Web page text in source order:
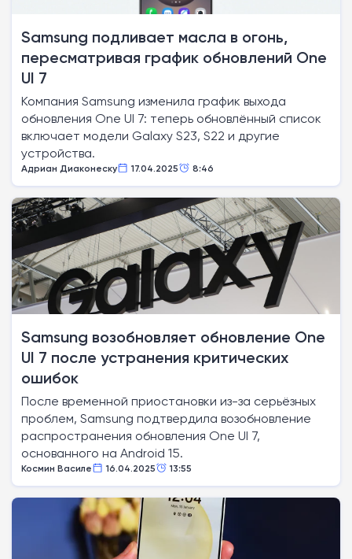
Samsung подливает масла в огонь,
пересматривая график обновлений One
UI 7
Компания Samsung изменила график выхода
обновления One UI 7: теперь обновлённый список
включает модели Galaxy S23, S22 и другие
устройства.
Адриан Диаконеску 17.04.2025 8:46
Samsung возобновляет обновление One
UI 7 после устранения критических
ошибок
После временной приостановки из-за серьёзных
проблем, Samsung подтвердила возобновление
распространения обновления One UI 7,
основанного на Android 15.
Космин Василе 16.04.2025 13:55